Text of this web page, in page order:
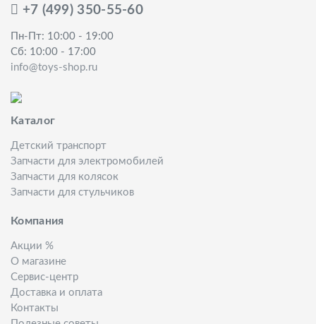
+7 (499) 350-55-60
Пн-Пт: 10:00 - 19:00
Сб: 10:00 - 17:00
info@toys-shop.ru
Каталог
Детский транспорт
Запчасти для электромобилей
Запчасти для колясок
Запчасти для стульчиков
Компания
Акции %
О магазине
Сервис-центр
Доставка и оплата
Контакты